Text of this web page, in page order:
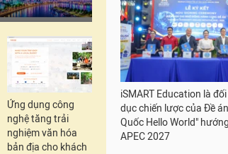
Ứng dụng công
nghệ tăng trải
nghiệm văn hóa
bản địa cho khách
Chuyển đổi theo hướng
doanh nghiệp "đón"
từ chính sách của Hà